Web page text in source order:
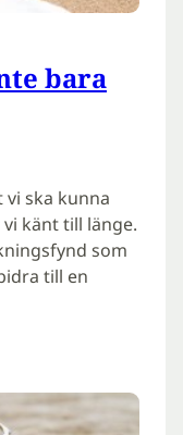
bara
ska kunna
känt till länge.
som
till en